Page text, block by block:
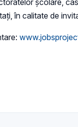
școlare,
în calitate de